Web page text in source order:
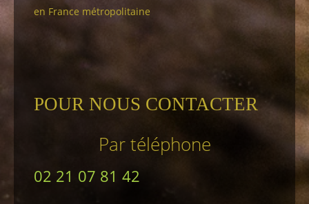
en France métropolitaine
POUR NOUS CONTACTER
Par téléphone
02 21 07 81 42